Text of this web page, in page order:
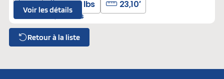
3 4307 lbs 23,10′
F-039616 Neufs
Voir les détails
Retour à la liste